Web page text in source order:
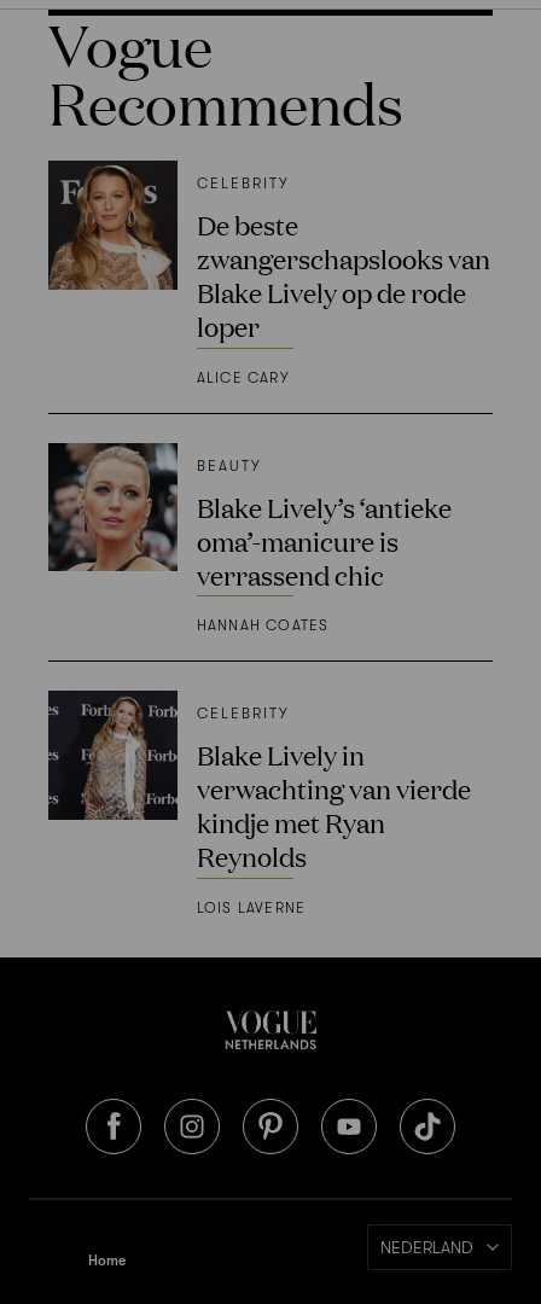
Vogue
Recommends
CELEBRITY
De beste
zwangerschapslooks van
Blake Lively op de rode
loper
ALICE CARY
BEAUTY
Blake Lively’s ‘antieke
oma’-manicure is
verrassend chic
HANNAH COATES
CELEBRITY
Blake Lively in
verwachting van vierde
kindje met Ryan
Reynolds
LOIS LAVERNE
Home
NEDERLAND